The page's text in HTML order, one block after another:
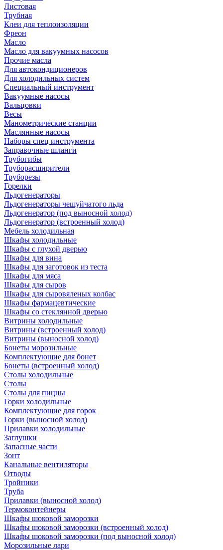
Листовая
Трубная
Клеи для теплоизоляции
Фреон
Масло
Масло для вакуумных насосов
Прочие масла
Для автокондиционеров
Для холодильных систем
Специальный инструмент
Вакуумные насосы
Вальцовки
Весы
Манометрические станции
Маслянные насосы
Наборы спец инструмента
Заправочные шланги
Трубогибы
Труборасширители
Труборезы
Горелки
Льдогенераторы
Льдогенераторы чешуйчатого льда
Льдогенератор (под выносной холод)
Льдогенератор (встроенный холод)
Мебель холодильная
Шкафы холодильные
Шкафы с глухой дверью
Шкафы для вина
Шкафы для заготовок из теста
Шкафы для мяса
Шкафы для сыров
Шкафы для сыровяленых колбас
Шкафы фармацевтические
Шкафы со стеклянной дверью
Витрины холодильные
Витрины (встроенный холод)
Витрины (выносной холод)
Бонеты морозильные
Комплектующие для бонет
Бонеты (встроенный холод)
Столы холодильные
Столы
Столы для пиццы
Горки холодильные
Комплектующие для горок
Горки (выносной холод)
Прилавки холодильные
Заглушки
Запасные части
Зонт
Канальные вентиляторы
Отводы
Тройники
Труба
Прилавки (выносной холод)
Термоконтейнеры
Шкафы шоковой заморозки
Шкафы шоковой заморозки (встроенный холод)
Шкафы шоковой заморозки (под выносной холод)
Морозильные лари